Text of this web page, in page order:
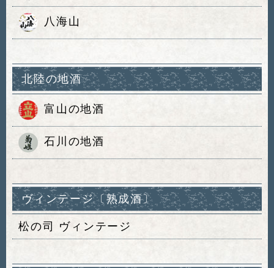
八海山
北陸の地酒
富山の地酒
石川の地酒
ヴィンテージ〔熟成酒〕
松の司 ヴィンテージ